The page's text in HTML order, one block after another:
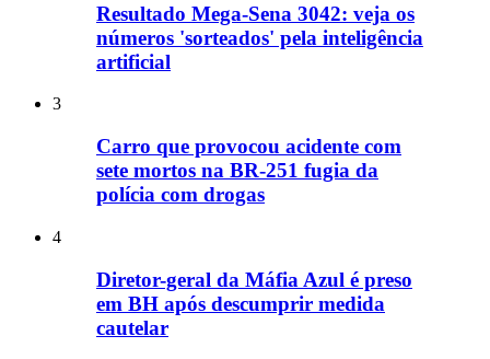
Resultado Mega-Sena 3042: veja os
números 'sorteados' pela inteligência
artificial
3
Carro que provocou acidente com
sete mortos na BR-251 fugia da
polícia com drogas
4
Diretor-geral da Máfia Azul é preso
em BH após descumprir medida
cautelar